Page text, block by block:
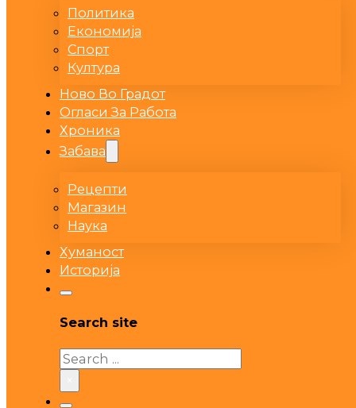
Политика
Економија
Спорт
Култура
Ново Во Градот
Огласи За Работа
Хроника
Забава
Рецепти
Магазин
Наука
Хуманост
Историја
Search site
Search